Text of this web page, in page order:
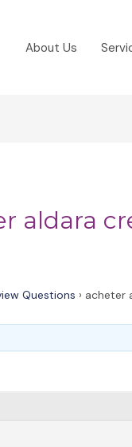
About Us
aldara
Questions › acheter